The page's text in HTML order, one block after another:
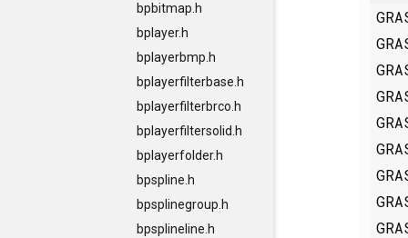
bpbitmap.h
bplayer.h
bplayerbmp.h
bplayerfilterbase.h
bplayerfilterbrco.h
bplayerfiltersolid.h
bplayerfolder.h
bpspline.h
bpsplinegroup.h
bpsplineline.h